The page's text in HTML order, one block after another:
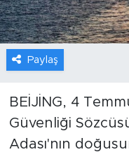
Paylaş
BEİJİNG, 4
Güvenliği
Adası'nın
Sağlık
Foto Haber
Xinhua Türkiye